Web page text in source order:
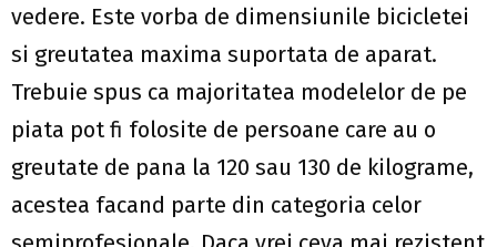
vedere. Este vorba de dimensiunile bicicletei
si greutatea maxima suportata de aparat.
Trebuie spus ca majoritatea modelelor de pe
piata pot fi folosite de persoane care au o
greutate de pana la 120 sau 130 de kilograme,
acestea facand parte din categoria celor